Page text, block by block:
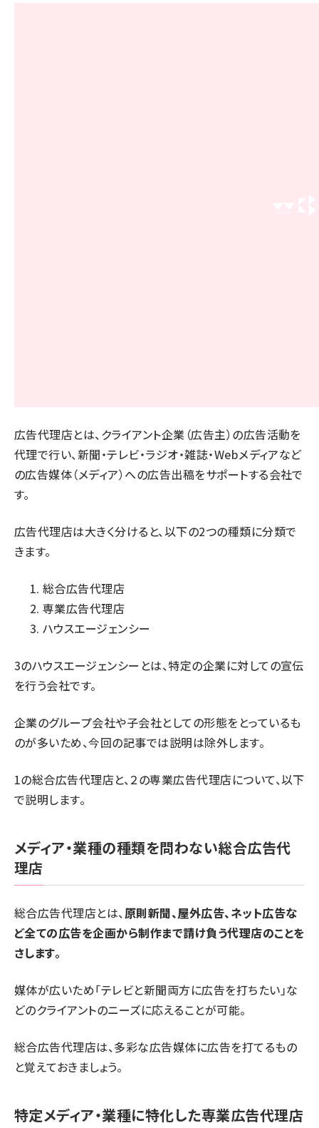
広告代理店とは、クライアント企業（広告主）の広告活動を
代理で行い、新聞・テレビ・ラジオ・雑誌・Webメディアなど
の広告媒体（メディア）への広告出稿をサポートする会社で
す。
広告代理店は大きく分けると、以下の2つの種類に分類で
きます。
総合広告代理店
専業広告代理店
ハウスエージェンシー
3のハウスエージェンシーとは、特定の企業に対しての宣伝
を行う会社です。
企業のグループ会社や子会社としての形態をとっているも
のが多いため、今回の記事では説明は除外します。
1の総合広告代理店と、２の専業広告代理店について、以下
で説明します。
メディア・業種の種類を問わない総合広告代
理店
総合広告代理店とは、原則新聞、屋外広告、ネット広告な
ど全ての広告を企画から制作まで請け負う代理店のことを
さします。
媒体が広いため「テレビと新聞両方に広告を打ちたい」な
どのクライアントのニーズに応えることが可能。
総合広告代理店は、多彩な広告媒体に広告を打てるもの
と覚えておきましょう。
特定メディア・業種に特化した専業広告代理店